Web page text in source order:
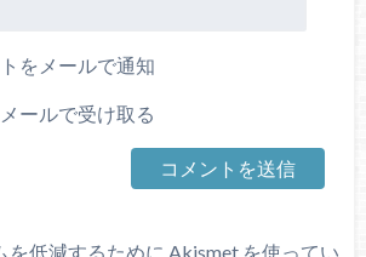
をメールで通知
ールで受け取る
を低減するために Akismet を使ってい